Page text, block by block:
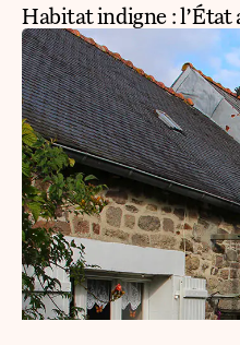
Habitat indigne : l’État